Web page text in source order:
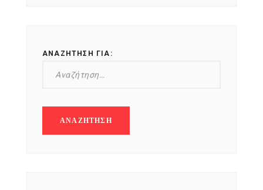
ΑΝΑΖΉΤΗΣΗ ΓΙΑ: